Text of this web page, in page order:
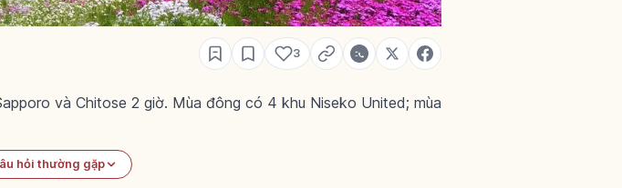
3
và Chitose 2 giờ. Mùa đông có 4 khu Niseko United; mùa
hỏi thường gặp